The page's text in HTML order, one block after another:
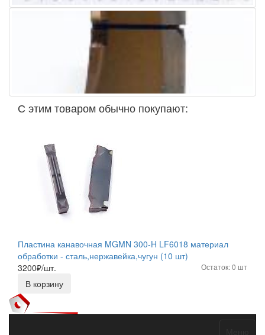
С этим товаром обычно покупают:
Пластина канавочная MGMN 300-H LF6018 материал
обработки - сталь,нержавейка,чугун (10 шт)
3200₽/шт. Остаток: 0 шт
В корзину